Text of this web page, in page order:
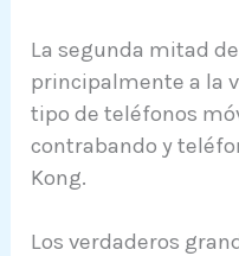
La segunda mitad
principalmente a la
tipo de teléfonos
contrabando y
Kong.
Los verdaderos